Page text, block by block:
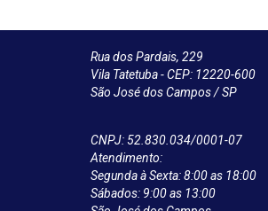
Rua dos Pardais, 229
Vila Tatetuba - CEP: 12220-600
São José dos Campos / SP
CNPJ: 52.830.034/0001-07
Atendimento:
Segunda à Sexta: 8:00 as 18:00
Sábados: 9:00 as 13:00